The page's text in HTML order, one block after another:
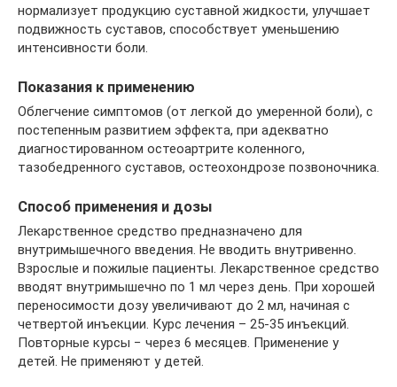
нормализует продукцию суставной жидкости, улучшает
подвижность суставов, способствует уменьшению
интенсивности боли.
Показания к применению
Облегчение симптомов (от легкой до умеренной боли), с
постепенным развитием эффекта, при адекватно
диагностированном остеоартрите коленного,
тазобедренного суставов, остеохондрозе позвоночника.
Способ применения и дозы
Лекарственное средство предназначено для
внутримышечного введения. Не вводить внутривенно.
Взрослые и пожилые пациенты. Лекарственное средство
вводят внутримышечно по 1 мл через день. При хорошей
переносимости дозу увеличивают до 2 мл, начиная с
четвертой инъекции. Курс лечения – 25-35 инъекций.
Повторные курсы − через 6 месяцев. Применение у
детей. Не применяют у детей.